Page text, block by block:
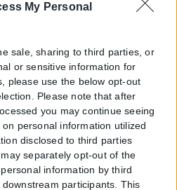
My Personal
sale, sharing to third parties, or
or sensitive information for
please use the below opt-out
Please note that after
you may continue seeing
personal information utilized
disclosed to third parties
separately opt-out of the
information by third
downstream participants. This